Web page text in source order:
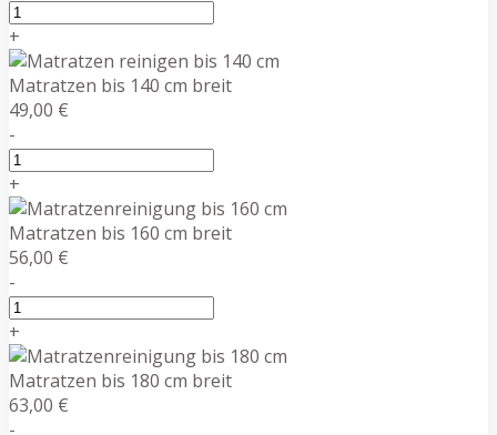
+
Matratzen bis 140 cm breit
49,00 €
-
+
Matratzen bis 160 cm breit
56,00 €
-
+
Matratzen bis 180 cm breit
63,00 €
-